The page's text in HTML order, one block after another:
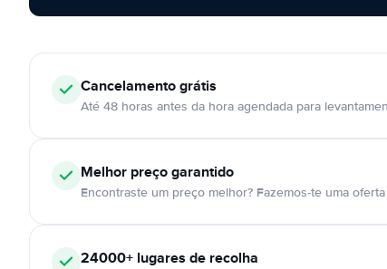
Cancelamentográtis
Até 48 horas antes da hora agendada para
Melhor preço garantido
Encontraste um preço melhor? Fazemos-te uma
24000+ lugares de recolha